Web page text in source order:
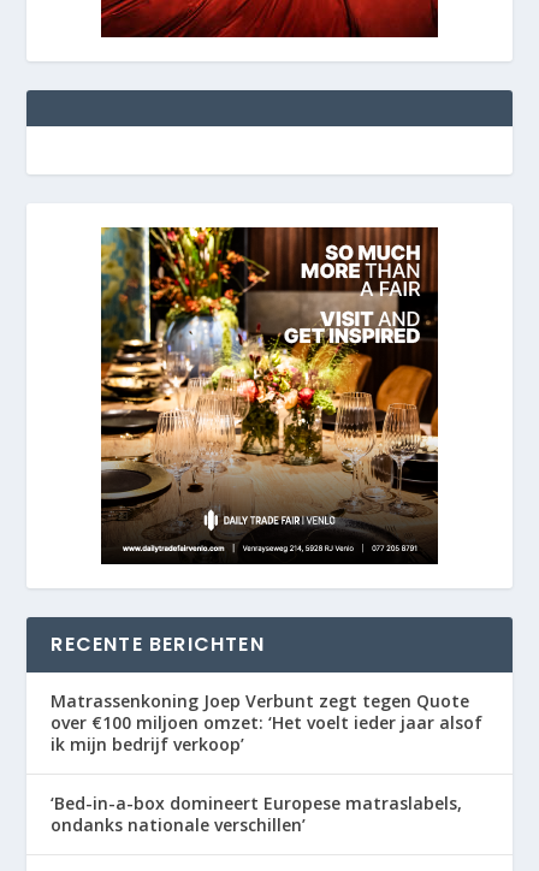
RECENTE BERICHTEN
Matrassenkoning Joep Verbunt zegt tegen Quote
over €100 miljoen omzet: ‘Het voelt ieder jaar alsof
ik mijn bedrijf verkoop’
‘Bed-in-a-box domineert Europese matraslabels,
ondanks nationale verschillen’